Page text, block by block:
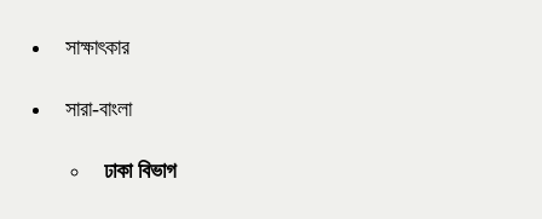
সাক্ষাৎকার
সারা-বাংলা
ঢাকা বিভাগ